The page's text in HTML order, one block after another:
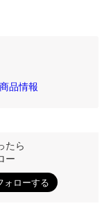
品情報
たら
ー